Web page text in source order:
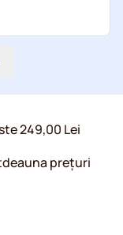
249,00 Lei
prețuri